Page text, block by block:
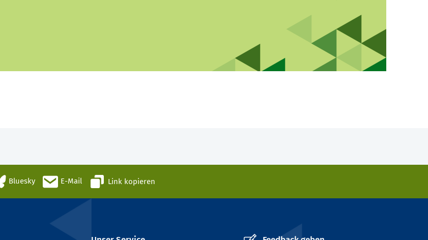
Bluesky E-Mail Link kopieren